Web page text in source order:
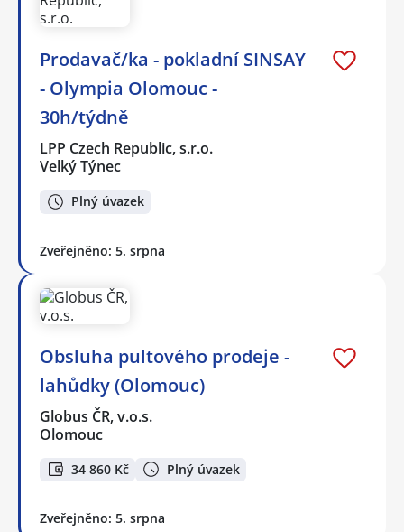
Prodavač/ka - pokladní SINSAY
- Olympia Olomouc -
30h/týdně
LPP Czech Republic, s.r.o.
Velký Týnec
Plný úvazek
Zveřejněno: 5. srpna
Obsluha pultového prodeje -
lahůdky (Olomouc)
Globus ČR, v.o.s.
Olomouc
34 860 Kč Plný úvazek
Zveřejněno: 5. srpna